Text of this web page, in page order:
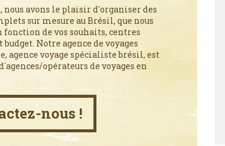
nous avons le plaisir d'organiser des
sur mesure au Brésil, que nous
fonction de vos souhaits, centres
Notre agence de voyages
agence voyage spécialiste brésil, est
opérateurs de voyages en
nous !